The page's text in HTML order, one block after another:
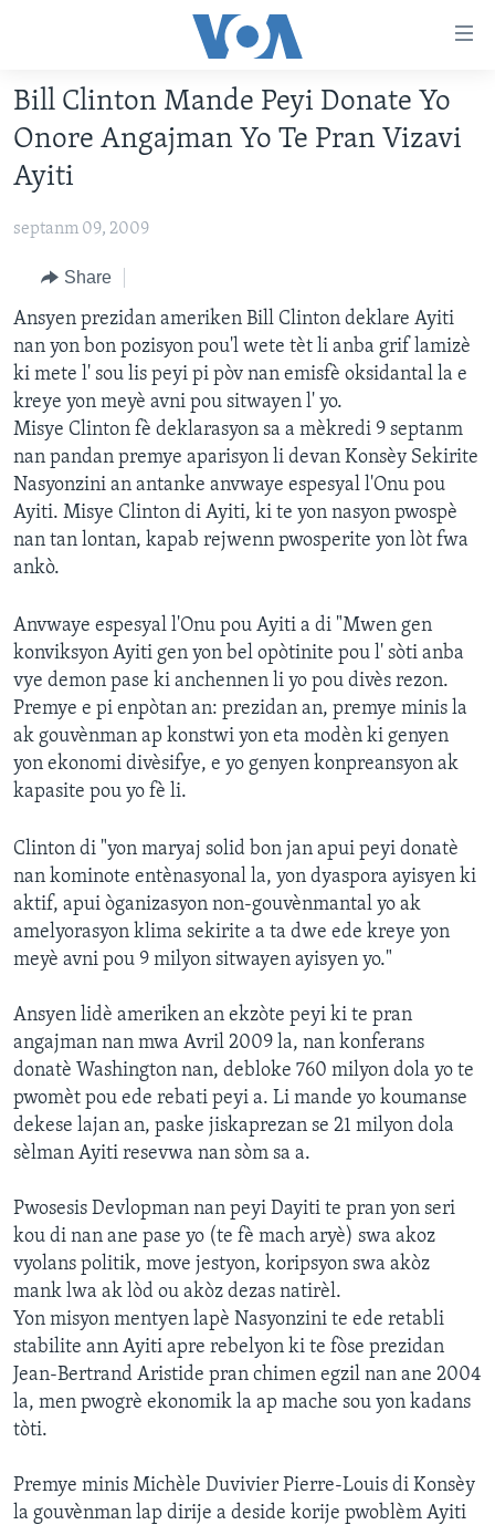
Skip
to
main
content
Skip
to
Navigation
Skip
to
Search
AMERIK LATIN
ENTÈNASYONAL
VIDEO
FLASHPOINT IKRÈN
Learning English
SUIV NOU
Languages
Bill Clinton Mande Peyi Donate Yo
Onore Angajman Yo Te Pran Vizavi
Ayiti
septanm 09, 2009
Share
Ansyen prezidan ameriken Bill Clinton deklare Ayiti
nan yon bon pozisyon pou'l wete tèt li anba grif lamizè
ki mete l' sou lis peyi pi pòv nan emisfè oksidantal la e
kreye yon meyè avni pou sitwayen l' yo.
Misye Clinton fè deklarasyon sa a mèkredi 9 septanm
nan pandan premye aparisyon li devan Konsèy Sekirite
Nasyonzini an antanke anvwaye espesyal l'Onu pou
Ayiti. Misye Clinton di Ayiti, ki te yon nasyon pwospè
nan tan lontan, kapab rejwenn pwosperite yon lòt fwa
ankò.
Anvwaye espesyal l'Onu pou Ayiti a di "Mwen gen
konviksyon Ayiti gen yon bel opòtinite pou l' sòti anba
vye demon pase ki anchennen li yo pou divès rezon.
Premye e pi enpòtan an: prezidan an, premye minis la
ak gouvènman ap konstwi yon eta modèn ki genyen
yon ekonomi divèsifye, e yo genyen konpreansyon ak
kapasite pou yo fè li.
Clinton di "yon maryaj solid bon jan apui peyi donatè
nan kominote entènasyonal la, yon dyaspora ayisyen ki
aktif, apui òganizasyon non-gouvènmantal yo ak
amelyorasyon klima sekirite a ta dwe ede kreye yon
meyè avni pou 9 milyon sitwayen ayisyen yo."
Ansyen lidè ameriken an ekzòte peyi ki te pran
angajman nan mwa Avril 2009 la, nan konferans
donatè Washington nan, debloke 760 milyon dola yo te
pwomèt pou ede rebati peyi a. Li mande yo koumanse
dekese lajan an, paske jiskaprezan se 21 milyon dola
sèlman Ayiti resevwa nan sòm sa a.
Pwosesis Devlopman nan peyi Dayiti te pran yon seri
kou di nan ane pase yo (te fè mach aryè) swa akoz
vyolans politik, move jestyon, koripsyon swa akòz
mank lwa ak lòd ou akòz dezas natirèl.
Yon misyon mentyen lapè Nasyonzini te ede retabli
stabilite ann Ayiti apre rebelyon ki te fòse prezidan
Jean-Bertrand Aristide pran chimen egzil nan ane 2004
la, men pwogrè ekonomik la ap mache sou yon kadans
tòti.
Premye minis Michèle Duvivier Pierre-Louis di Konsèy
la gouvènman lap dirije a deside korije pwoblèm Ayiti